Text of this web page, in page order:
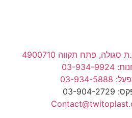
03-934-9924
03-934-5888
03-904-2729